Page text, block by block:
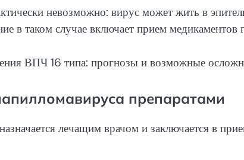
невозможно: вирус может жить в
в таком случае включает прием медикаментов
препаратами
лечащим врачом и заключается в